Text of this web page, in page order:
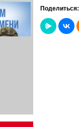
Поделиться: